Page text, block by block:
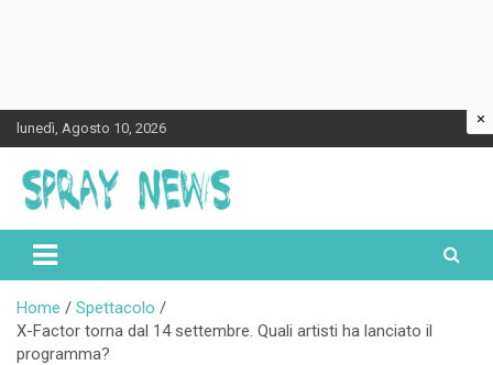
Skip
to
content
lunedì, Agosto 10, 2026
Spraynews.it
Home
Spettacolo
X-Factor torna dal 14 settembre. Quali artisti ha lanciato il
programma?
×